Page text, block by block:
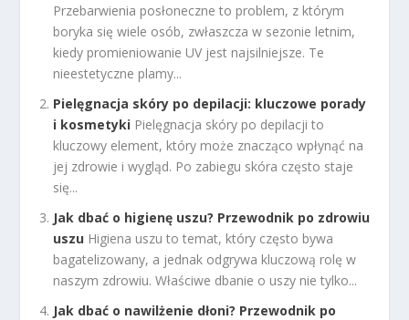
Przebarwienia posłoneczne to problem, z którym
boryka się wiele osób, zwłaszcza w sezonie letnim,
kiedy promieniowanie UV jest najsilniejsze. Te
nieestetyczne plamy...
Pielęgnacja skóry po depilacji: kluczowe porady
i kosmetyki Pielęgnacja skóry po depilacji to
kluczowy element, który może znacząco wpłynąć na
jej zdrowie i wygląd. Po zabiegu skóra często staje
się...
Jak dbać o higienę uszu? Przewodnik po zdrowiu
uszu Higiena uszu to temat, który często bywa
bagatelizowany, a jednak odgrywa kluczową rolę w
naszym zdrowiu. Właściwe dbanie o uszy nie tylko...
Jak dbać o nawilżenie dłoni? Przewodnik po